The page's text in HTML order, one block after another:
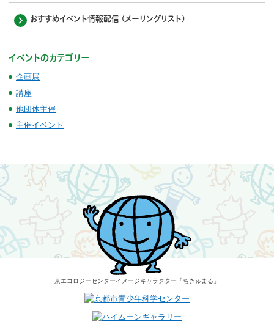
おすすめイベント情報配信 (メーリングリスト)
イベントのカテゴリー
企画展
講座
他団体主催
主催イベント
京エコロジーセンターイメージキャラクター 「ちきゅまる」